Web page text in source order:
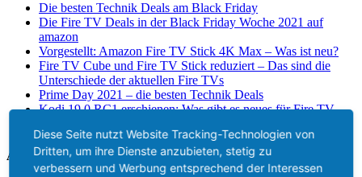
Die besten Technik Deals am Black Friday
Die Fire TV Deals in der Black Friday Woche 2021 auf
amazon
Vorgestellt: Amazon Fire TV Stick 4K Max – Was ist neu?
Fire TV Cube und Fire TV Stick reduziert – Das sind die
Unterschiede der aktuellen Fire TVs
Prime Day 2021 – die besten Technik Deals
Kodi 19.0 RC1 erschienen: Was gibt es neues für Fire TV,
Aktuelle Lieferzeit
Diese Seite nutzt Website Tracking-Technologien von
Dritten, um ihre Dienste anzubieten, stetig zu
verbessern und Werbung entsprechend der Interessen